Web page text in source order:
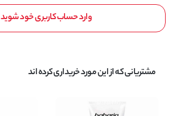
وارد حساب کاربری خود شوید
مشتریانی که از این مورد خریداری کرده اند